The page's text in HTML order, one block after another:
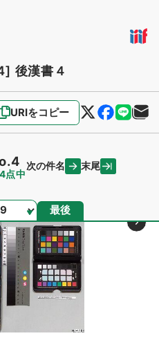
後漢書４
URIをコピー
点中
次の件名 末尾
最後